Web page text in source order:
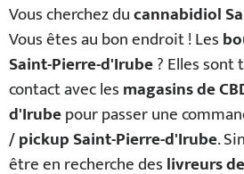
Vous cherchez ducannabidiol
Vous êtes au bon endroit ! Les
Saint-Pierre-d'Irube? Elles sont
contact avec lesmagasins de
d'Irubepour passer une
/ pickup Saint-Pierre-d'Irube.
être en recherche deslivreurs